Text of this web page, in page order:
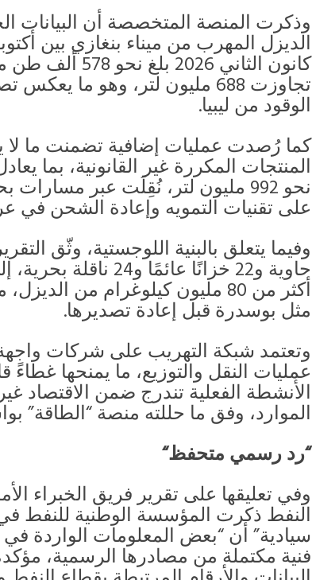
وذكرت المنصة المتخصصة أن البيانات
كانون الثاني
تجاوزت 688 مليون لتر، وهو ما
الوقود من ليبيا.
نحو 992 مليون لتر، نُقِلَت عبر
على تقنيات التمويه وإعادة الشحن في
أكثر من 80 مليون كيلوغرام من
مثل بوسدرة قبل إعادة تصديرها.
وتعتمد شبكة التهريب على شركات
عمليات النقل والتوزيع، ما يمنحها غطاءً
الأنشطة الفعلية تندرج ضمن الاقتصاد
الموارد، وفق ما حللته منصة “الطاقة”
“رد رسمي متحفظ“
وفي تعليقها على تقرير فريق الخبراء
النفط ذكرت المؤسسة الوطنية للنفط
سيادية” أن “بعض المعلومات الواردة في
فنية مكتملة من مصادرها الرسمية،